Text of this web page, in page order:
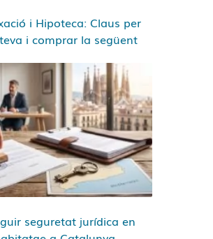
i Hipoteca: Claus per
i comprar la següent
seguretat jurídica en